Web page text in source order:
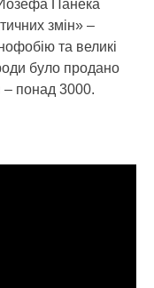
Панека
змін» –
та великі
було продано
– понад 3000.